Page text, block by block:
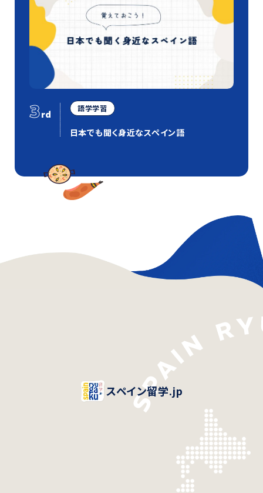
3rd
語学学習
日本でも聞く身近なスペイン語
スペイン留学.jp